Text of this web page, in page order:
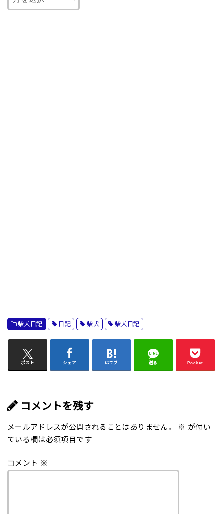
柴犬日記 日記 柴犬 柴犬日記
ポスト シェア はてブ 送る Pocket
コメントを残す
メールアドレスが公開されることはありません。 ※ が付い
ている欄は必須項目です
コメント ※